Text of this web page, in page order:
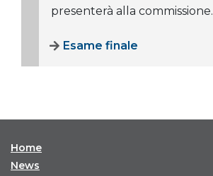
presenterà alla commissione.
Esame finale
Home
News